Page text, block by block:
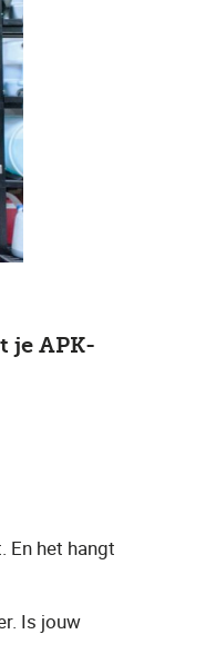
je APK-
En het hangt
Is jouw